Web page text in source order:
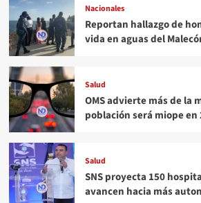
Nacionales
Reportan hallazgo de
vida en aguas del
Salud
OMS advierte más de la
población será miope en
Salud
SNS proyecta 150
avancen hacia más